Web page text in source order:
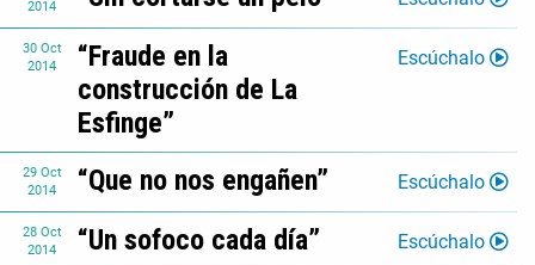
2014
30 Oct
2014
“Fraude en la
construcción de La
Esfinge”
Escúchalo
29 Oct
2014
“Que no nos engañen” Escúchalo
28 Oct
2014
“Un sofoco cada día” Escúchalo